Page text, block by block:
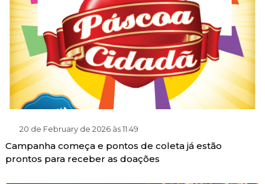
20 de February de 2026 às 11:49
Campanha começa e pontos de coleta já estão
prontos para receber as doações